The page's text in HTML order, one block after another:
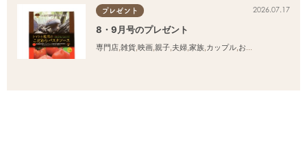
プレゼント 2026.07.17
8・9月号のプレゼント
専門店 雑貨 映画 親子 夫婦 家族 カップル おひとりさま